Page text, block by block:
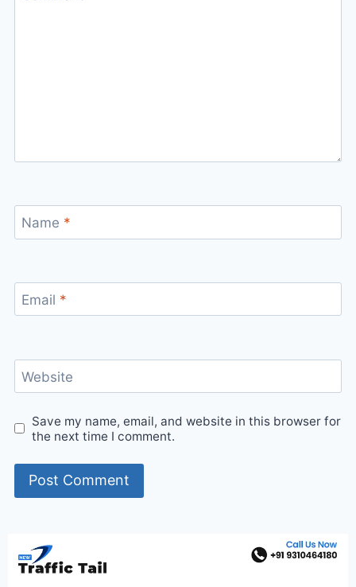
Name *
Email *
Website
Save my name, email, and website in this browser for
the next time I comment.